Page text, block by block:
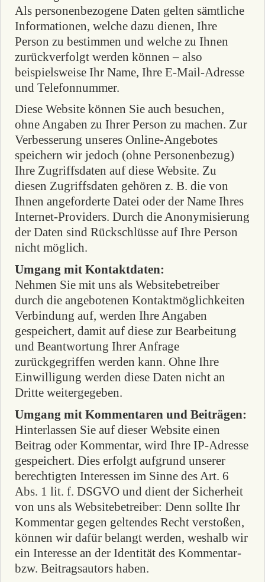
Als personenbezogene Daten gelten sämtliche
Informationen, welche dazu dienen, Ihre
Person zu bestimmen und welche zu Ihnen
zurückverfolgt werden können – also
beispielsweise Ihr Name, Ihre E-Mail-Adresse
und Telefonnummer.
Diese Website können Sie auch besuchen,
ohne Angaben zu Ihrer Person zu machen. Zur
Verbesserung unseres Online-Angebotes
speichern wir jedoch (ohne Personenbezug)
Ihre Zugriffsdaten auf diese Website. Zu
diesen Zugriffsdaten gehören z. B. die von
Ihnen angeforderte Datei oder der Name Ihres
Internet-Providers. Durch die Anonymisierung
der Daten sind Rückschlüsse auf Ihre Person
nicht möglich.
Umgang mit Kontaktdaten:
Nehmen Sie mit uns als Websitebetreiber
durch die angebotenen Kontaktmöglichkeiten
Verbindung auf, werden Ihre Angaben
gespeichert, damit auf diese zur Bearbeitung
und Beantwortung Ihrer Anfrage
zurückgegriffen werden kann. Ohne Ihre
Einwilligung werden diese Daten nicht an
Dritte weitergegeben.
Umgang mit Kommentaren und Beiträgen:
Hinterlassen Sie auf dieser Website einen
Beitrag oder Kommentar, wird Ihre IP-Adresse
gespeichert. Dies erfolgt aufgrund unserer
berechtigten Interessen im Sinne des Art. 6
Abs. 1 lit. f. DSGVO und dient der Sicherheit
von uns als Websitebetreiber: Denn sollte Ihr
Kommentar gegen geltendes Recht verstoßen,
können wir dafür belangt werden, weshalb wir
ein Interesse an der Identität des Kommentar-
bzw. Beitragsautors haben.